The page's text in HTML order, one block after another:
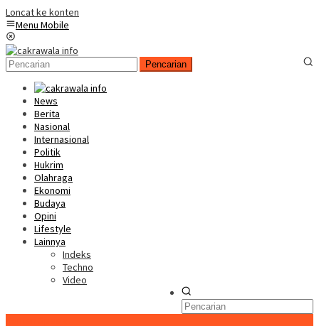
Loncat ke konten
Menu Mobile
Pencarian
News
Berita
Nasional
Internasional
Politik
Hukrim
Olahraga
Ekonomi
Budaya
Opini
Lifestyle
Lainnya
Indeks
Techno
Video